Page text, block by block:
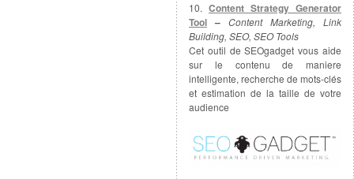
10. Content Strategy Generator
Tool – Content Marketing, Link
Building, SEO, SEO Tools
Cet outil de SEOgadget vous aide
sur le contenu de maniere
intelligente, recherche de mots-clés
et estimation de la taille de votre
audience